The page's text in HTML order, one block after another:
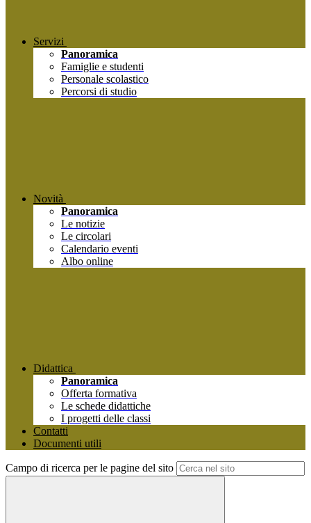
Servizi
Panoramica
Famiglie e studenti
Personale scolastico
Percorsi di studio
Novità
Panoramica
Le notizie
Le circolari
Calendario eventi
Albo online
Didattica
Panoramica
Offerta formativa
Le schede didattiche
I progetti delle classi
Contatti
Documenti utili
Campo di ricerca per le pagine del sito